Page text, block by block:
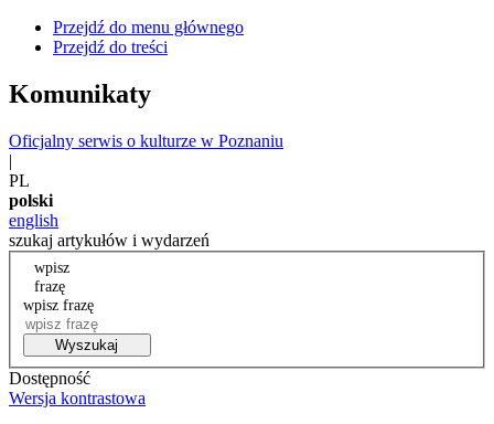
Przejdź do menu głównego
Przejdź do treści
Komunikaty
Oficjalny serwis o kulturze w Poznaniu
|
PL
polski
english
szukaj artykułów i wydarzeń
wpisz
frazę
wpisz frazę
Wyszukaj
Dostępność
Wersja kontrastowa